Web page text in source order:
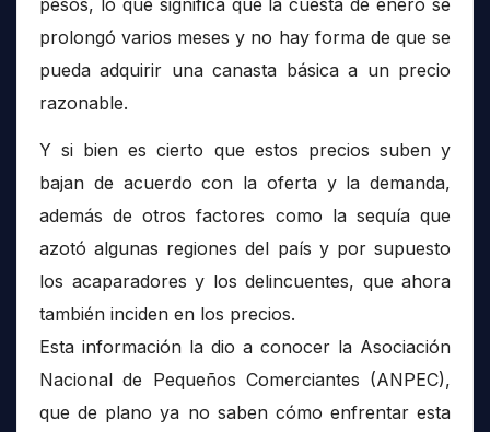
pesos, lo que significa que la cuesta de enero se
prolongó varios meses y no hay forma de que se
pueda adquirir una canasta básica a un precio
razonable.
Y si bien es cierto que estos precios suben y
bajan de acuerdo con la oferta y la demanda,
además de otros factores como la sequía que
azotó algunas regiones del país y por supuesto
los acaparadores y los delincuentes, que ahora
también inciden en los precios.
Esta información la dio a conocer la Asociación
Nacional de Pequeños Comerciantes (ANPEC),
que de plano ya no saben cómo enfrentar esta